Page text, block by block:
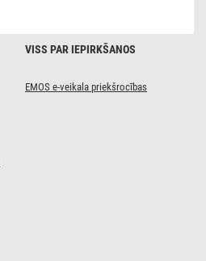
VISS PAR IEPIRKŠANOS
EMOS e-veikala priekšrocības